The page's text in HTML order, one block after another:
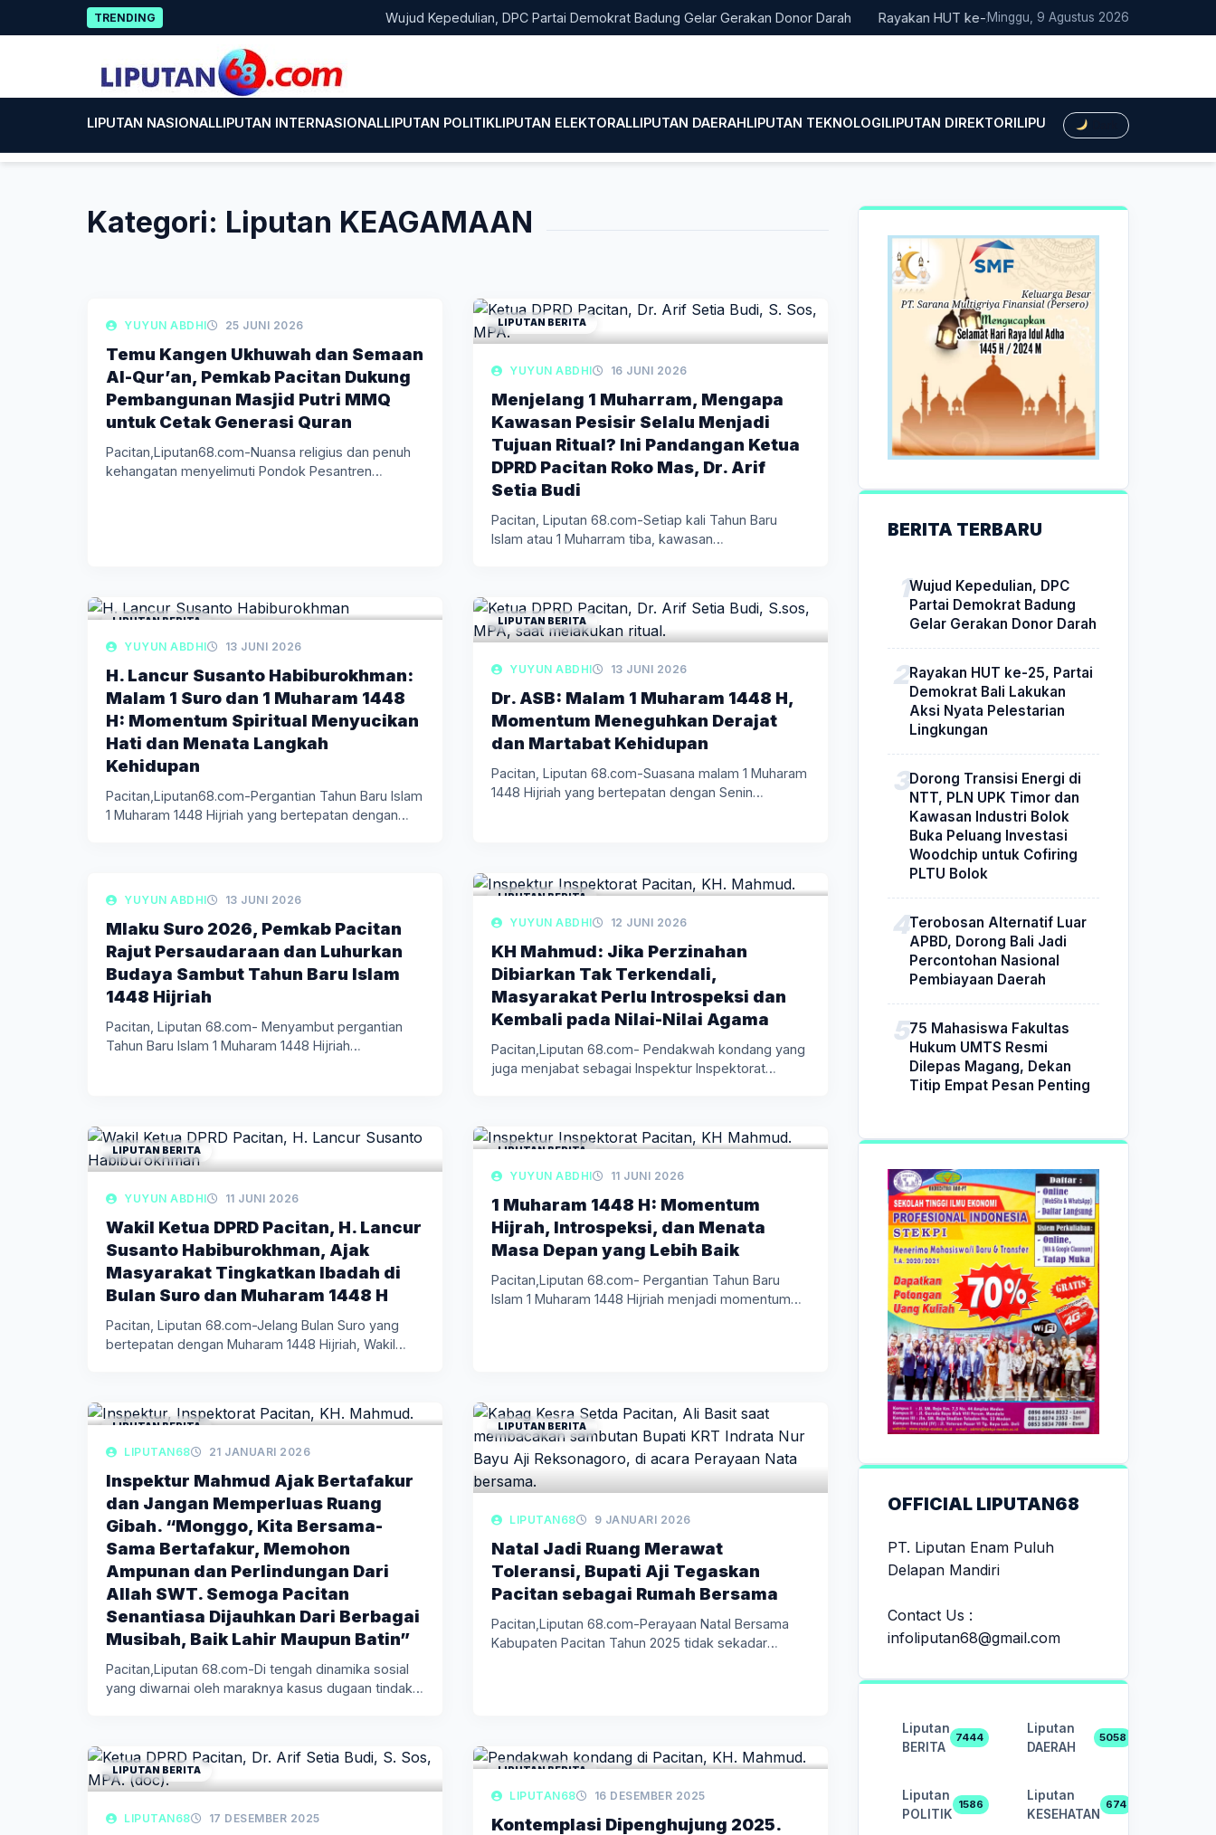
to
TRENDING Wujud Kepedulian, DPC Partai Demokrat Badung Gelar Gerakan Donor Darah Rayakan HUT ke-25, Partai Demokrat Bali Lakukan Aksi
Minggu, 9 Agustus 2026
LIPUTAN NASIONALLIPUTAN INTERNASIONALLIPUTAN POLITIKLIPUTAN ELEKTORALLIPUTAN DAERAHLIPUTAN TEKNOLOGILIPUTAN DIREKTORILIPUTAN HUKUMLIPUTAN
Kategori: Liputan KEAGAMAAN
LIPUTAN BERITA
YUYUN ABDHI 25 JUNI 2026
Temu Kangen Ukhuwah dan Semaan
Al-Qur’an, Pemkab Pacitan Dukung
Pembangunan Masjid Putri MMQ
untuk Cetak Generasi Quran
Pacitan,Liputan68.com-Nuansa religius dan penuh
kehangatan menyelimuti Pondok Pesantren
LIPUTAN BERITA
YUYUN ABDHI 16 JUNI 2026
Menjelang 1 Muharram, Mengapa
Kawasan Pesisir Selalu Menjadi
Tujuan Ritual? Ini Pandangan Ketua
DPRD Pacitan Roko Mas, Dr. Arif
Setia Budi
Pacitan, Liputan 68.com-Setiap kali Tahun Baru
Islam atau 1 Muharram tiba, kawasan…
LIPUTAN BERITA
YUYUN ABDHI 13 JUNI 2026
H. Lancur Susanto Habiburokhman:
Malam 1 Suro dan 1 Muharam 1448
H: Momentum Spiritual Menyucikan
Hati dan Menata Langkah
Kehidupan
Pacitan,Liputan68.com-Pergantian Tahun Baru Islam
1 Muharam 1448 Hijriah yang bertepatan dengan
LIPUTAN BERITA
YUYUN ABDHI 13 JUNI 2026
Dr. ASB: Malam 1 Muharam 1448 H,
Momentum Meneguhkan Derajat
dan Martabat Kehidupan
Pacitan, Liputan 68.com-Suasana malam 1 Muharam
1448 Hijriah yang bertepatan dengan Senin…
LIPUTAN BERITA
YUYUN ABDHI 13 JUNI 2026
Mlaku Suro 2026, Pemkab Pacitan
Rajut Persaudaraan dan Luhurkan
Budaya Sambut Tahun Baru Islam
1448 Hijriah
Pacitan, Liputan 68.com- Menyambut pergantian
Tahun Baru Islam 1 Muharam 1448 Hijriah…
LIPUTAN BERITA
YUYUN ABDHI 12 JUNI 2026
KH Mahmud: Jika Perzinahan
Dibiarkan Tak Terkendali,
Masyarakat Perlu Introspeksi dan
Kembali pada Nilai-Nilai Agama
Pacitan,Liputan 68.com- Pendakwah kondang yang
juga menjabat sebagai Inspektur Inspektorat
LIPUTAN BERITA
YUYUN ABDHI 11 JUNI 2026
Wakil Ketua DPRD Pacitan, H. Lancur
Susanto Habiburokhman, Ajak
Masyarakat Tingkatkan Ibadah di
Bulan Suro dan Muharam 1448 H
Pacitan, Liputan 68.com-Jelang Bulan Suro yang
bertepatan dengan Muharam 1448 Hijriah, Wakil…
LIPUTAN BERITA
YUYUN ABDHI 11 JUNI 2026
1 Muharam 1448 H: Momentum
Hijrah, Introspeksi, dan Menata
Masa Depan yang Lebih Baik
Pacitan,Liputan 68.com- Pergantian Tahun Baru
Islam 1 Muharam 1448 Hijriah menjadi momentum…
LIPUTAN BERITA
LIPUTAN68 21 JANUARI 2026
Inspektur Mahmud Ajak Bertafakur
dan Jangan Memperluas Ruang
Gibah. “Monggo, Kita Bersama-
Sama Bertafakur, Memohon
Ampunan dan Perlindungan Dari
Allah SWT. Semoga Pacitan
Senantiasa Dijauhkan Dari Berbagai
Musibah, Baik Lahir Maupun Batin”
Pacitan,Liputan 68.com-Di tengah dinamika sosial
yang diwarnai oleh maraknya kasus dugaan tindak…
LIPUTAN BERITA
LIPUTAN68 9 JANUARI 2026
Natal Jadi Ruang Merawat
Toleransi, Bupati Aji Tegaskan
Pacitan sebagai Rumah Bersama
Pacitan,Liputan 68.com-Perayaan Natal Bersama
Kabupaten Pacitan Tahun 2025 tidak sekadar
LIPUTAN BERITA
LIPUTAN68 17 DESEMBER 2025
LIPUTAN BERITA
LIPUTAN68 16 DESEMBER 2025
Kontemplasi Dipenghujung 2025.
BERITA TERBARU
Wujud Kepedulian, DPC
Partai Demokrat Badung
Gelar Gerakan Donor Darah
Rayakan HUT ke-25, Partai
Demokrat Bali Lakukan
Aksi Nyata Pelestarian
Lingkungan
Dorong Transisi Energi di
NTT, PLN UPK Timor dan
Kawasan Industri Bolok
Buka Peluang Investasi
Woodchip untuk Cofiring
PLTU Bolok
Terobosan Alternatif Luar
APBD, Dorong Bali Jadi
Percontohan Nasional
Pembiayaan Daerah
75 Mahasiswa Fakultas
Hukum UMTS Resmi
Dilepas Magang, Dekan
Titip Empat Pesan Penting
OFFICIAL LIPUTAN68
PT. Liputan Enam Puluh
Delapan Mandiri
Contact Us :
infoliputan68@gmail.com
Liputan
BERITA
7444
Liputan
DAERAH
5058
Liputan
POLITIK
1586
Liputan
KESEHATAN
674